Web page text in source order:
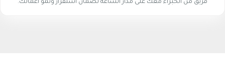
فريق من الخبراء معك على مدار الساعة لضمان استقرار ونمو أعمالك.